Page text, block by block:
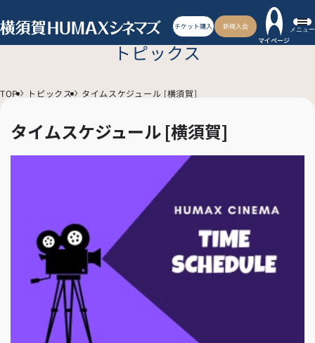
チケット購入
新規入会
マイページ
メニュー
トピックス
TOP トピックス タイムスケジュール [横須賀]
タイムスケジュール [横須賀]